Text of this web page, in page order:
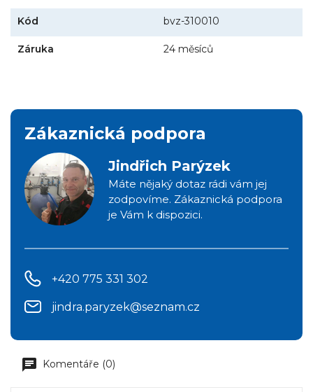
Kód bvz-310010
Záruka 24 měsíců
Zákaznická podpora
Jindřich Parýzek
Máte nějaký dotaz rádi vám jej
zodpovíme. Zákaznická podpora
je Vám k dispozici.
+420 775 331 302
jindra.paryzek@seznam.cz
Komentáře (0)